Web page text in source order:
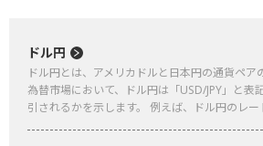
ドル円
ドル円とは、アメリカドルと日本円の通貨ペア
為替市場において、ドル円は「USD/JPY」と表
引されるかを示します。 例えば、ドル円のレ